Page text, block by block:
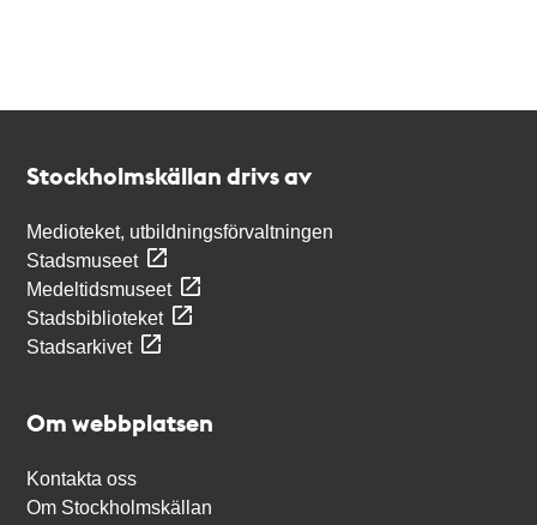
Stockholmskällan drivs av
Medioteket, utbildningsförvaltningen
Stadsmuseet
Medeltidsmuseet
Stadsbiblioteket
Stadsarkivet
Om webbplatsen
Kontakta oss
Om Stockholmskällan